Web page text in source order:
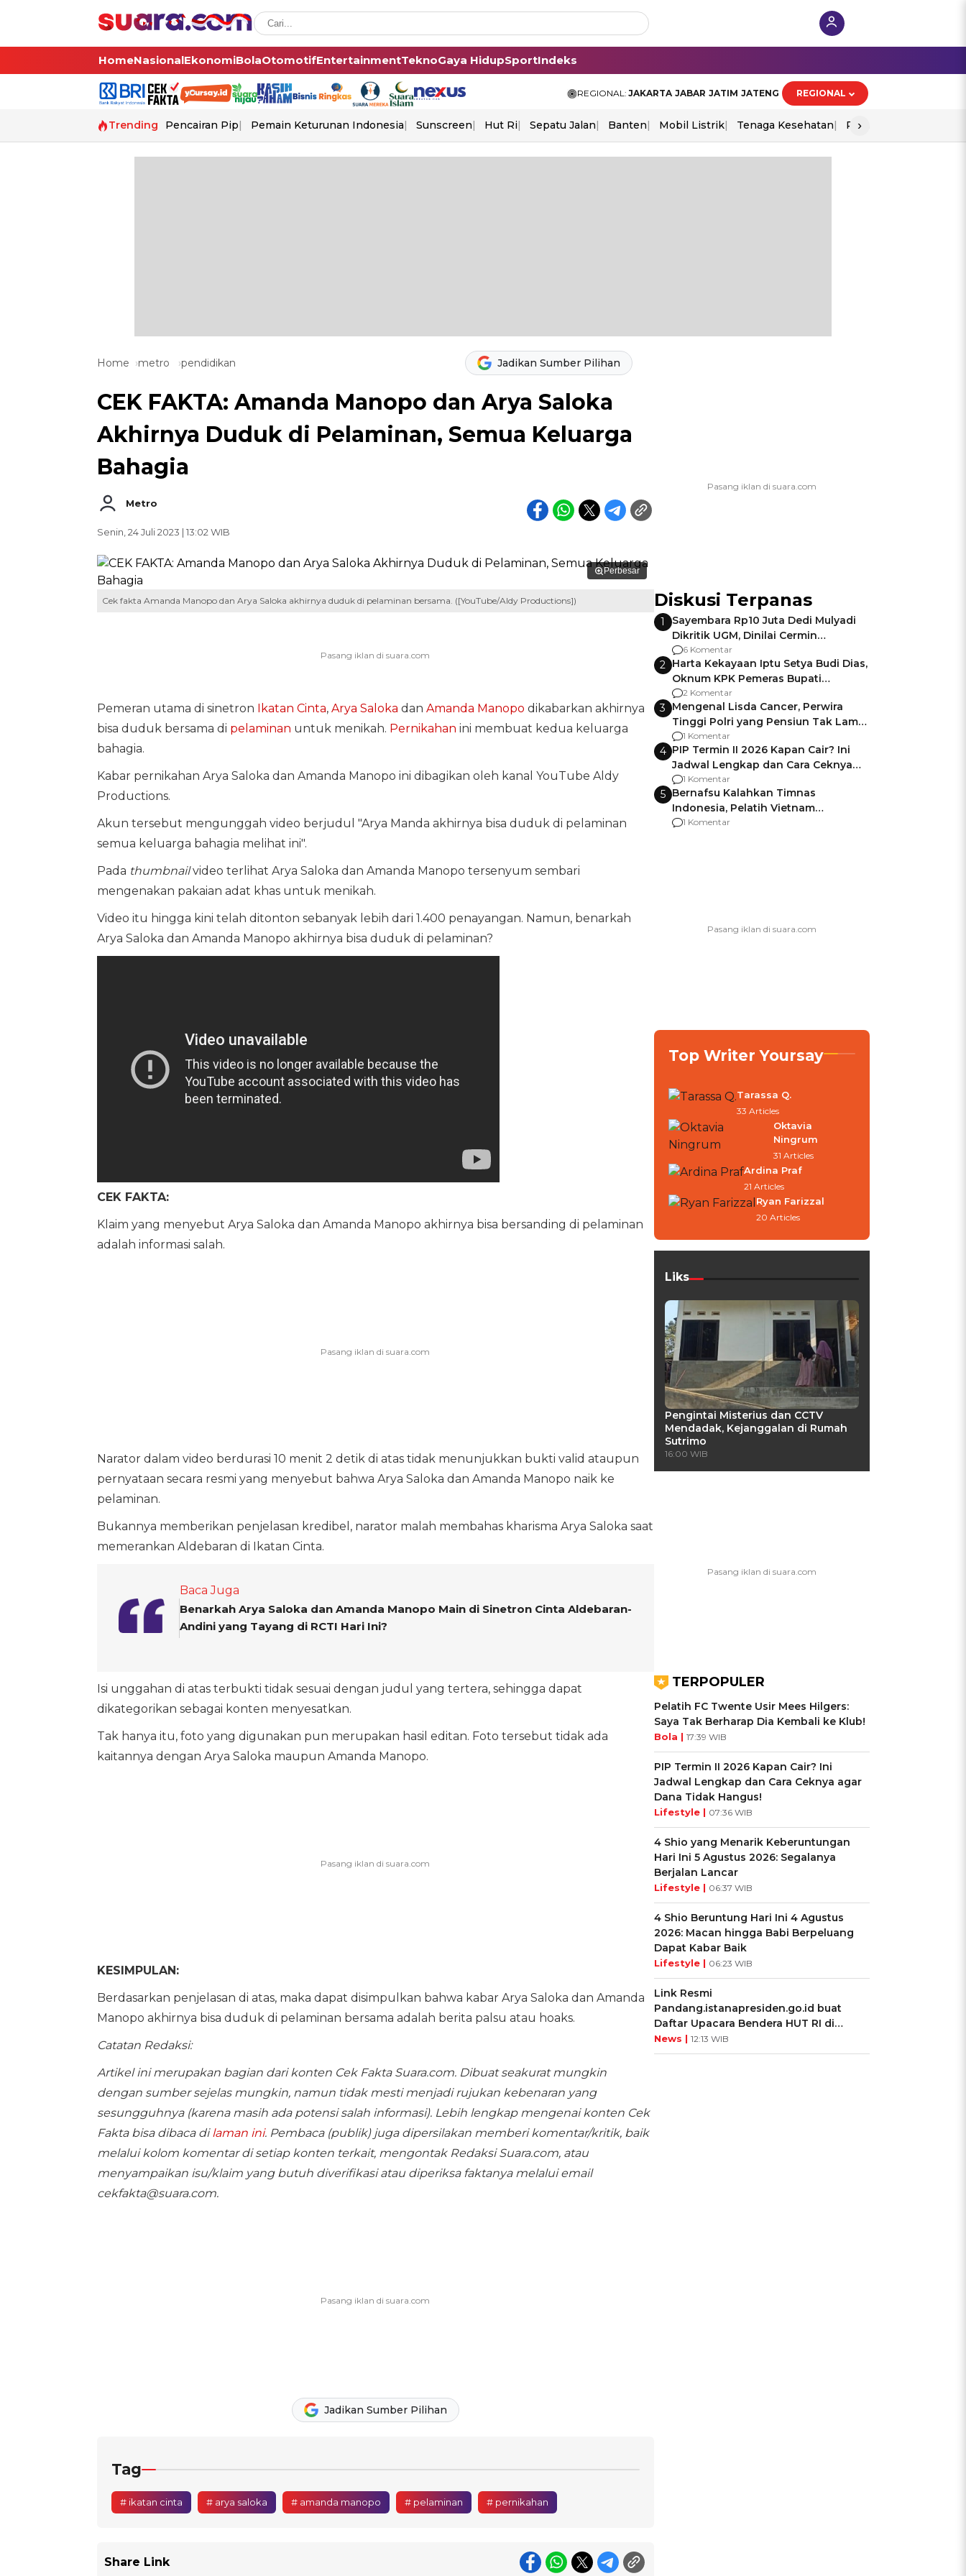
HomeNasionalEkonomiBolaOtomotifEntertainmentTeknoGaya HidupSportIndeks
REGIONAL: JAKARTA JABAR JATIM JATENG REGIONAL
Trending Pencairan Pip Pemain Keturunan Indonesia Sunscreen Hut Ri Sepatu Jalan Banten Mobil Listrik Tenaga Kesehatan Perang As-Iran
›
Home metro pendidikan Jadikan Sumber Pilihan
CEK FAKTA: Amanda Manopo dan Arya Saloka
Akhirnya Duduk di Pelaminan, Semua Keluarga
Bahagia
Metro
Senin, 24 Juli 2023 | 13:02 WIB
Perbesar
Cek fakta Amanda Manopo dan Arya Saloka akhirnya duduk di pelaminan bersama. ([YouTube/Aldy Productions])
Pemeran utama di sinetron Ikatan Cinta, Arya Saloka dan Amanda Manopo dikabarkan akhirnya
bisa duduk bersama di pelaminan untuk menikah. Pernikahan ini membuat kedua keluarga
bahagia.
Kabar pernikahan Arya Saloka dan Amanda Manopo ini dibagikan oleh kanal YouTube Aldy
Productions.
Akun tersebut mengunggah video berjudul "Arya Manda akhirnya bisa duduk di pelaminan
semua keluarga bahagia melihat ini".
Pada thumbnailvideo terlihat Arya Saloka dan Amanda Manopo tersenyum sembari
mengenakan pakaian adat khas untuk menikah.
Video itu hingga kini telah ditonton sebanyak lebih dari 1.400 penayangan. Namun, benarkah
Arya Saloka dan Amanda Manopo akhirnya bisa duduk di pelaminan?
CEK FAKTA:
Klaim yang menyebut Arya Saloka dan Amanda Manopo akhirnya bisa bersanding di pelaminan
adalah informasi salah.
Narator dalam video berdurasi 10 menit 2 detik di atas tidak menunjukkan bukti valid ataupun
pernyataan secara resmi yang menyebut bahwa Arya Saloka dan Amanda Manopo naik ke
pelaminan.
Bukannya memberikan penjelasan kredibel, narator malah membahas kharisma Arya Saloka saat
memerankan Aldebaran di Ikatan Cinta.
Baca Juga
Benarkah Arya Saloka dan Amanda Manopo Main di Sinetron Cinta Aldebaran-
Andini yang Tayang di RCTI Hari Ini?
Isi unggahan di atas terbukti tidak sesuai dengan judul yang tertera, sehingga dapat
dikategorikan sebagai konten menyesatkan.
Tak hanya itu, foto yang digunakan pun merupakan hasil editan. Foto tersebut tidak ada
kaitannya dengan Arya Saloka maupun Amanda Manopo.
KESIMPULAN:
Berdasarkan penjelasan di atas, maka dapat disimpulkan bahwa kabar Arya Saloka dan Amanda
Manopo akhirnya bisa duduk di pelaminan bersama adalah berita palsu atau hoaks.
Catatan Redaksi:
Artikel ini merupakan bagian dari konten Cek Fakta Suara.com. Dibuat seakurat mungkin
dengan sumber sejelas mungkin, namun tidak mesti menjadi rujukan kebenaran yang
sesungguhnya (karena masih ada potensi salah informasi). Lebih lengkap mengenai konten Cek
Fakta bisa dibaca dilaman ini. Pembaca (publik) juga dipersilakan memberi komentar/kritik, baik
melalui kolom komentar di setiap konten terkait, mengontak Redaksi Suara.com, atau
menyampaikan isu/klaim yang butuh diverifikasi atau diperiksa faktanya melalui email
cekfakta@suara.com.
Jadikan Sumber Pilihan
Tag
# ikatan cinta # arya saloka # amanda manopo # pelaminan # pernikahan
Share Link
Diskusi Terpanas
1
Sayembara Rp10 Juta Dedi Mulyadi
Dikritik UGM, Dinilai Cermin
Gagalnya Negara Jamin Keamanan
6 Komentar
2 Harta Kekayaan Iptu Setya Budi Dias,
Oknum KPK Pemeras Bupati
Pemalang
2 Komentar
3 Mengenal Lisda Cancer, Perwira
Tinggi Polri yang Pensiun Tak Lama
Usai Jadi Brigjen
1 Komentar
4 PIP Termin II 2026 Kapan Cair? Ini
Jadwal Lengkap dan Cara Ceknya
agar Dana Tidak Hangus!
1 Komentar
5 Bernafsu Kalahkan Timnas
Indonesia, Pelatih Vietnam
Berencana Pakai Jimat di Pakansari
1 Komentar
Top Writer Yoursay
Tarassa Q.
33 Articles
Oktavia
Ningrum
31 Articles
Ardina Praf
21 Articles
Ryan Farizzal
20 Articles
Liks
Pengintai Misterius dan CCTV
Mendadak, Kejanggalan di Rumah
Sutrimo
16:00 WIB
TERPOPULER
Pelatih FC Twente Usir Mees Hilgers:
Saya Tak Berharap Dia Kembali ke Klub!
Bola | 17:39 WIB
PIP Termin II 2026 Kapan Cair? Ini
Jadwal Lengkap dan Cara Ceknya agar
Dana Tidak Hangus!
Lifestyle | 07:36 WIB
4 Shio yang Menarik Keberuntungan
Hari Ini 5 Agustus 2026: Segalanya
Berjalan Lancar
Lifestyle | 06:37 WIB
4 Shio Beruntung Hari Ini 4 Agustus
2026: Macan hingga Babi Berpeluang
Dapat Kabar Baik
Lifestyle | 06:23 WIB
Link Resmi
Pandang.istanapresiden.go.id buat
Daftar Upacara Bendera HUT RI di
Istana Negara
News | 12:13 WIB